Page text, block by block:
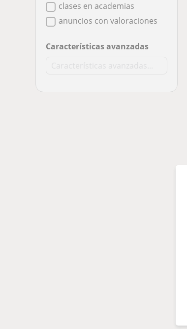
clases en academias
anuncios con valoraciones
Características avanzadas